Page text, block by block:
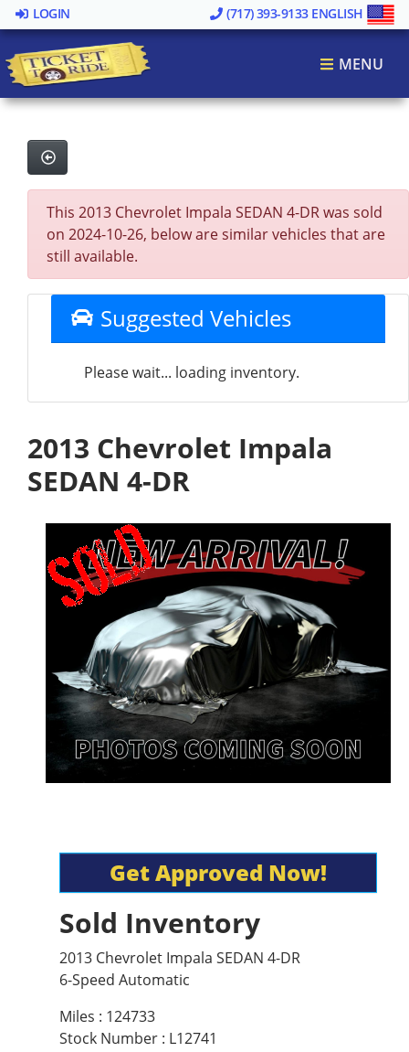
LOGIN (717) 393-9133 ENGLISH
MENU
This 2013 Chevrolet Impala SEDAN 4-DR was sold
on 2024-10-26, below are similar vehicles that are
still available.
Suggested Vehicles
Please wait... loading inventory.
2013 Chevrolet Impala
SEDAN 4-DR
Get Approved Now!
Sold Inventory
2013 Chevrolet Impala SEDAN 4-DR
6-Speed Automatic
Miles : 124733
Stock Number : L12741